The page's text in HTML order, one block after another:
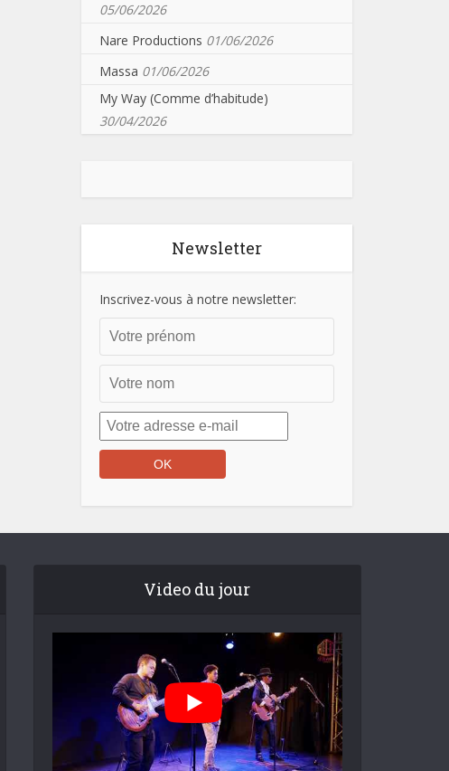
05/06/2026
Nare Productions 01/06/2026
Massa 01/06/2026
My Way (Comme d’habitude)
30/04/2026
Newsletter
Inscrivez-vous à notre newsletter:
Video du jour